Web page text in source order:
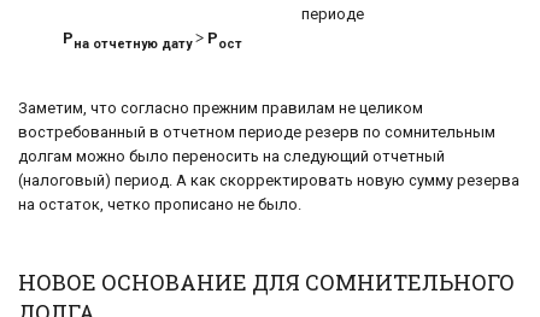
Рна отчетную дату˃ Рост
периоде
Заметим, что согласно прежним правилам не целиком
востребованный в отчетном периоде резерв по сомнительным
долгам можно было переносить на следующий отчетный
(налоговый) период. А как скорректировать новую сумму резерва
на остаток, четко прописано не было.
НОВОЕ ОСНОВАНИЕ ДЛЯ СОМНИТЕЛЬНОГО